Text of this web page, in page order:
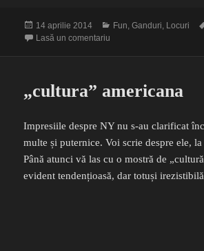
Publicat
pe
14 aprilie 2014 Categorii
Fun,Ganduri, Locuri
Lasă un comentariu
„cultura” americana
Impresiile despre NY nu s-au clarificat
multe și puternice. Voi scrie despre ele,
Până atunci vă las cu o mostră de
evident tendențioasă, dar totuși